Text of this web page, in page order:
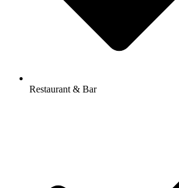
Restaurant & Bar